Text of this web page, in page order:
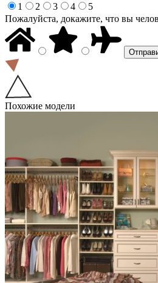
1
2 3 4
5
Пожалуйста, докажите, что вы
Похожие модели